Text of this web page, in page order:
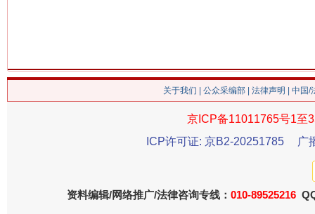
今
关于我们 公众采编部 法律声明 | 中国
京ICP备11011765号1至
ICP许可证: 京B2-20251785
广
资料编辑/网络推广/法律咨询专线： 010-89525216